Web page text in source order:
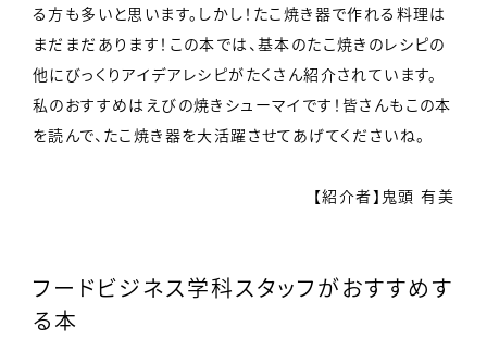
る方も多いと思います。しかし！たこ焼き器で作れる料理は
まだまだあります！この本では、基本のたこ焼きのレシピの
他にびっくりアイデアレシピがたくさん紹介されています。
私のおすすめはえびの焼きシューマイです！皆さんもこの本
を読んで、たこ焼き器を大活躍させてあげてくださいね。
【紹介者】鬼頭 有美
フードビジネス学科スタッフがおすすめす
る本